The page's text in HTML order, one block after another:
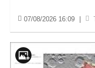
07/08/2026 16:09